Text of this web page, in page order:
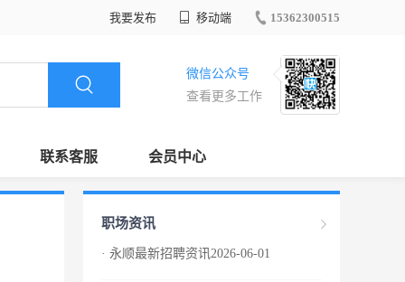
我要发布 移动端 15362300515
微信公众号
查看更多工作
联系客服 会员中心
职场资讯
· 永顺最新招聘资讯2026-06-01